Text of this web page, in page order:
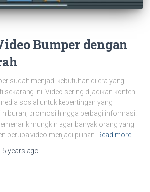
Bumper dengan
sudah menjadi kebutuhan di era yang
sekarang ini. Video sering dijadikan konten
sosial untuk kepentingan yang
hiburan, promosi hingga berbagi informasi.
mungkin agar banyak orang yang
berupa video menjadi pilihan Read more
5 years ago